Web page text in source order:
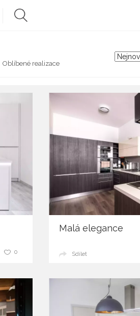
Oblíbené realizace
0
Malá elegance
Sdílet